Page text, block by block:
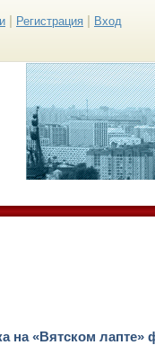
Регистрация Вход
на «Вятском лапте»